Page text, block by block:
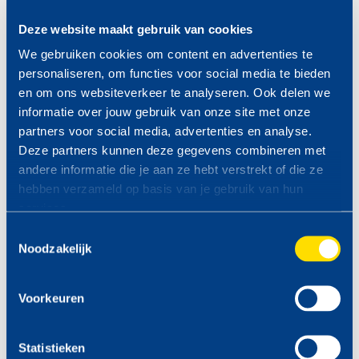
Deze website maakt gebruik van cookies
We gebruiken cookies om content en advertenties te
personaliseren, om functies voor social media te bieden
en om ons websiteverkeer te analyseren. Ook delen we
informatie over jouw gebruik van onze site met onze
partners voor social media, advertenties en analyse.
Deze partners kunnen deze gegevens combineren met
andere informatie die je aan ze hebt verstrekt of die ze
hebben verzameld op basis van je gebruik van hun
services.
Noodzakelijk
Voorkeuren
Statistieken
Meer over onze brandstoffen >
Aansprakelijkheid:Brandstoffen en prijzen kunnen op elk
moment wijzigen zonder voorafgaande mededeling van TinQ
Nederland B.V. Alle prijzen zijn onder voorbehoud van
tekstfouten. Voor de gevolgen van tekstfouten wordt geen
aansprakelijkheid aanvaard. Bij tekstfouten is TinQ Nederland
producten volgens de foutieve prijs/prijzen te leveren.